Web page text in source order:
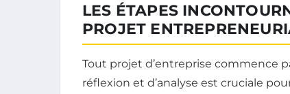
LES ÉTAPES
PROJET
Tout projet d’entreprise commence
réflexion et d’analyse est cruciale